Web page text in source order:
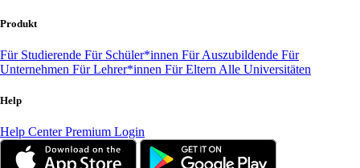
Produkt
Für Studierende Für Schüler*innen Für Auszubildende Für
Unternehmen Für Lehrer*innen Für Eltern Alle Universitäten
Help
Help CenterPremium Login